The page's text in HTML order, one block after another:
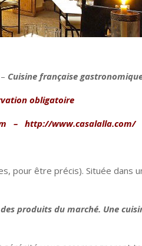
– Cuisine française
obligatoire
– http://www.casalalla.com/
pour être précis). Située dans
produits du marché. Une